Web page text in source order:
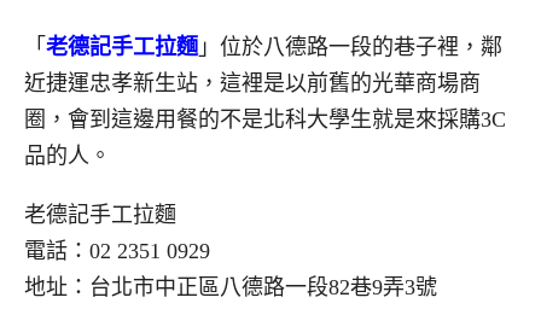
「 老德記手工拉麵」位於八德路一段的巷子裡，鄰
近捷運忠孝新生站，這裡是以前舊的光華商場商
圈，會到這邊用餐的不是北科大學生就是來採購3C
品的人。
老德記手工拉麵
電話：02 2351 0929
地址：台北市中正區八德路一段82巷9弄3號